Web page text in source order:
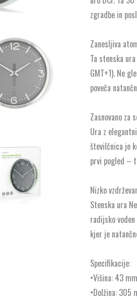
zgradbe in
Zanesljiva
Ta stenska
GMT+1). Ne
poveča
Zasnovano za
Ura z
številčnica je
prvi pogled –
Nizko
Stenska ura
radijsko
kjer je
Specifikacije:
•Višina: 43 mm
•Dolžina: 305